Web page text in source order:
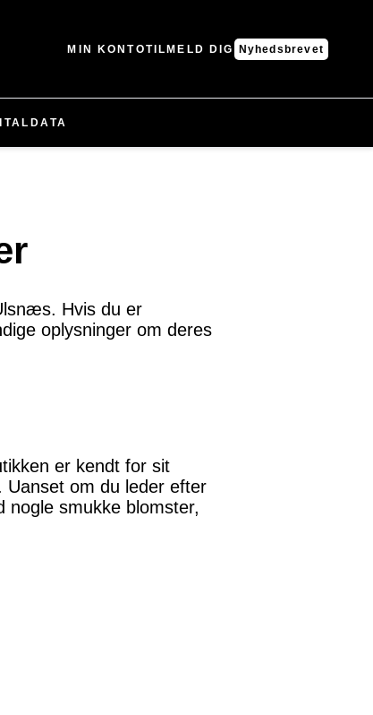
MIN KONTOTILMELD DIG Nyhedsbrevet
DATA
Hvis du er
oplysninger om deres
er kendt for sit
Uanset om du leder efter
smukke blomster,